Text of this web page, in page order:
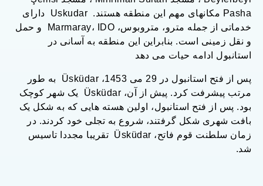
Pasha مکانهای مهم این منطقه هستند. Uskudar دارای
خدماتی از جمله مترو، متروبوس، Marmaray، IDO و حمل
و نقل زمینی است. بنابراین این منطقه به آسانی در
استانبول ادامه حیات می دهد
پس از فتح استانبول در 29 می 1453، Üsküdar به طور
مرتب پیشرفت کرد. پیش از آن، Üsküdar یک شهر کوچک
بود. پس از فتح استانبول، اولین هسته هایی که به شکل یک
بافت شهری شکل گرفتند، شروع به تجلی خود کردند. در
زمان سلطنت قوم فاتح، Üsküdar تقریبا مجددا تاسیس
شد.